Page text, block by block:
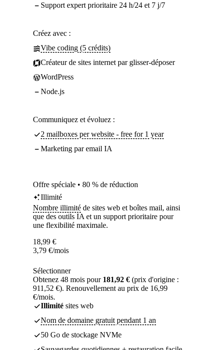
Support expert prioritaire 24 h/24 et 7 j/7
Créez avec :
Vibe coding (5 crédits)
Créateur de sites internet par glisser-déposer
WordPress
Node.js
Communiquez et évoluez :
2 mailboxes per website - free for 1 year
Marketing par email IA
Offre spéciale • 80 % de réduction
Illimité
Nombre illimité de sites web et boîtes mail, ainsi
que des outils IA et un support prioritaire pour
une flexibilité maximale.
18,99 €
3,79 €/mois
Sélectionner
Obtenez 48 mois pour 181,92 € (prix d'origine :
911,52 €). Renouvellement au prix de 16,99
€/mois.
Illimité sites web
Nom de domaine gratuit pendant 1 an
50 Go de stockage NVMe